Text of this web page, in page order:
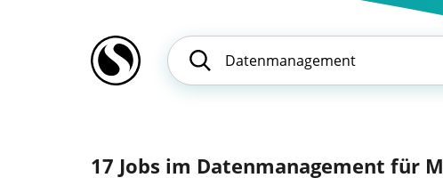
17 Jobs im Datenmanagement für